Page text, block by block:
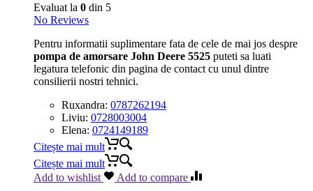
Evaluat la 0 din 5
No Reviews
Pentru informatii suplimentare fata de cele de mai jos despre
pompa de amorsare John Deere 5525 puteti sa luati
legatura telefonic din pagina de contact cu unul dintre
consilierii nostri tehnici.
Ruxandra: 0787262194
Liviu: 0728003004
Elena: 0724149189
Citește mai mult
Citește mai mult
Add to wishlist
Add to compare